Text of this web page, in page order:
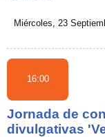
Miércoles, 23
16:00
Jornada de
divulgativas